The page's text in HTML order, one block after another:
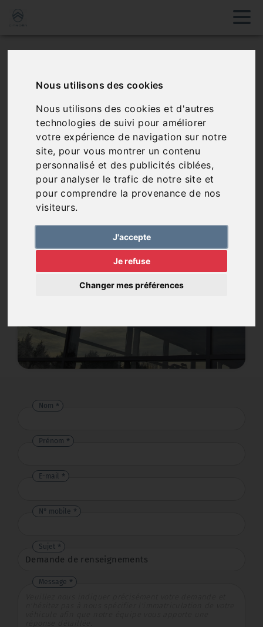
Nous utilisons des cookies
Nous utilisons des cookies et d'autres
technologies de suivi pour améliorer
votre expérience de navigation sur notre
site, pour vous montrer un contenu
personnalisé et des publicités ciblées,
pour analyser le trafic de notre site et
pour comprendre la provenance de nos
visiteurs.
J'accepte
Je refuse
Changer mes préférences
Chris Auto Services
L'équipe du garage,spécialiste de
l'automobile et agent Citroën, vous
accueille et vous apporte son
expertise. Venez nous rencontrer
oucontactez-nousen remplissant
le formulaire !
Nom
Prénom
E-mail
N° mobile
Sujet
Message